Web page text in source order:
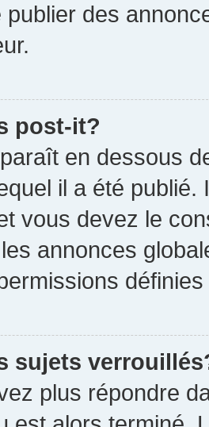
publier des
post-it?
en dessous
il a été
vous devez le
annonces
définies
sujets
plus répondre